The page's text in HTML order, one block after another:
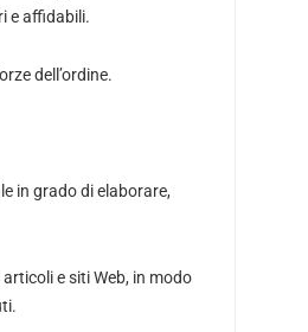
e affidabili.
dell’ordine.
in grado di elaborare,
e siti Web, in modo